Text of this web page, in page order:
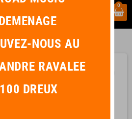
0
M1 CABLE XLR Mâle / XLR Femelle 1 M
NOUS AU
RAVALEE
DREUX